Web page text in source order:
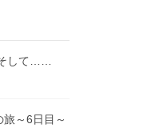
して……
～6日目～